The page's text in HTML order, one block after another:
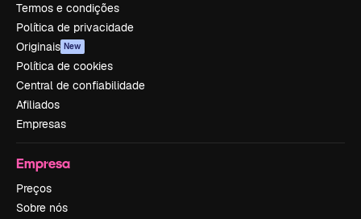
Termos e condições
Política de privacidade
Originais New
Política de cookies
Central de confiabilidade
Afiliados
Empresas
Empresa
Preços
Sobre nós